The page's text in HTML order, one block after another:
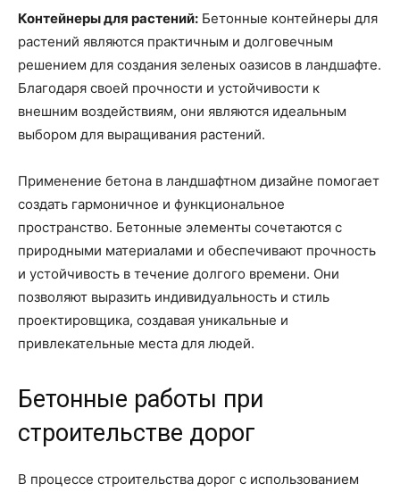
Контейнеры для растений: Бетонные контейнеры для
растений являются практичным и долговечным
решением для создания зеленых оазисов в ландшафте.
Благодаря своей прочности и устойчивости к
внешним воздействиям, они являются идеальным
выбором для выращивания растений.
Применение бетона в ландшафтном дизайне помогает
создать гармоничное и функциональное
пространство. Бетонные элементы сочетаются с
природными материалами и обеспечивают прочность
и устойчивость в течение долгого времени. Они
позволяют выразить индивидуальность и стиль
проектировщика, создавая уникальные и
привлекательные места для людей.
Бетонные работы при
строительстве дорог
В процессе строительства дорог с использованием